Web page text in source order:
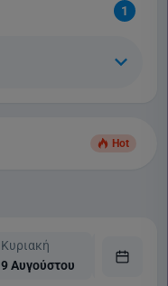
1
Hot
Κυριακή
9 Αυγούστου
10